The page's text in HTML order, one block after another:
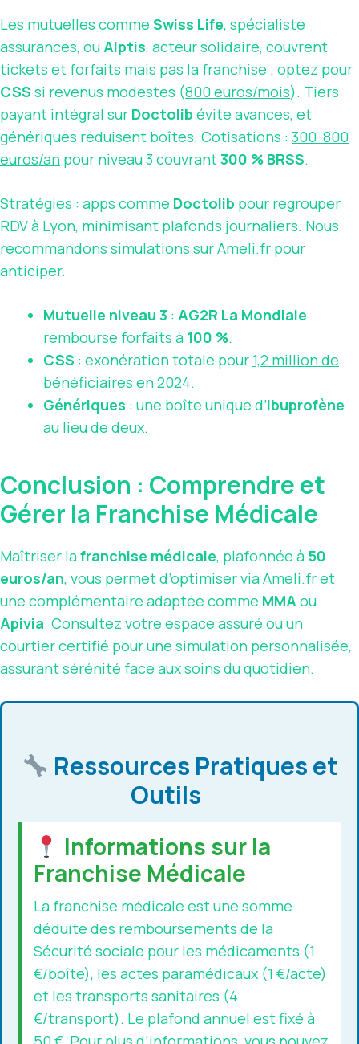
Les mutuelles comme Swiss Life, spécialiste
assurances, ouAlptis, acteur solidaire, couvrent
tickets et forfaits mais pas la franchise ; optez pour
CSS si revenus modestes (800 euros/mois). Tiers
payant intégral sur Doctolib évite avances, et
génériques réduisent boîtes. Cotisations : 300-800
euros/an pour niveau 3 couvrant300 % BRSS.
Stratégies : apps comme Doctolib pour regrouper
RDV à Lyon, minimisant plafonds journaliers. Nous
recommandons simulations sur Ameli.fr pour
anticiper.
Mutuelle niveau 3 : AG2R La Mondiale
rembourse forfaits à 100 %.
CSS : exonération totale pour 1,2 million de
bénéficiaires en 2024.
Génériques : une boîte unique d’ibuprofène
au lieu de deux.
Conclusion : Comprendre et
Gérer la Franchise Médicale
Maîtriser lafranchise médicale, plafonnée à 50
euros/an, vous permet d’optimiser via Ameli.fr et
une complémentaire adaptée comme MMAou
Apivia. Consultez votre espace assuré ou un
courtier certifié pour une simulation personnalisée,
assurant sérénité face aux soins du quotidien.
Ressources Pratiques et
Outils
Informations sur la
Franchise Médicale
La franchise médicale est une somme
déduite des remboursements de la
Sécurité sociale pour les médicaments (1
€/boîte), les actes paramédicaux (1 €/acte)
et les transports sanitaires (4
€/transport). Le plafond annuel est fixé à